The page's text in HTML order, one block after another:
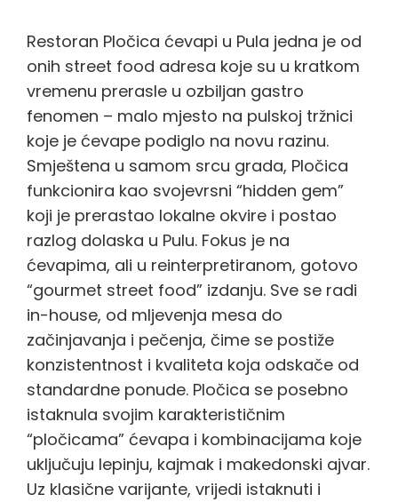
Restoran Pločica ćevapi u Pula jedna je od
onih street food adresa koje su u kratkom
vremenu prerasle u ozbiljan gastro
fenomen – malo mjesto na pulskoj tržnici
koje je ćevape podiglo na novu razinu.
Smještena u samom srcu grada, Pločica
funkcionira kao svojevrsni “hidden gem”
koji je prerastao lokalne okvire i postao
razlog dolaska u Pulu. Fokus je na
ćevapima, ali u reinterpretiranom, gotovo
“gourmet street food” izdanju. Sve se radi
in-house, od mljevenja mesa do
začinjavanja i pečenja, čime se postiže
konzistentnost i kvaliteta koja odskače od
standardne ponude. Pločica se posebno
istaknula svojim karakterističnim
“pločicama” ćevapa i kombinacijama koje
uključuju lepinju, kajmak i makedonski ajvar.
Uz klasične varijante, vrijedi istaknuti i